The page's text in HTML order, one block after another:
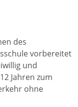
des
vorbereitet
und
Jahren zum
ohne